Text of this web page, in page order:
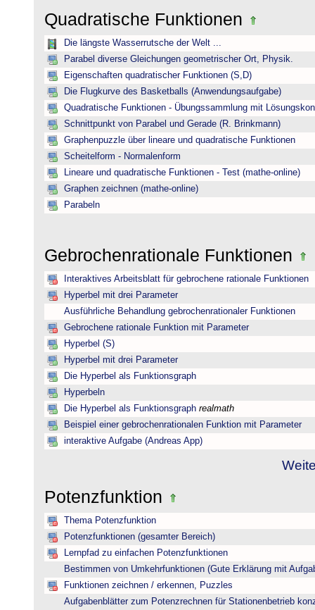
Quadratische Funktionen
Die längste Wasserrutsche der Welt ...
Parabel diverse Gleichungen geometrischer Ort, Physik.
Eigenschaften quadratischer Funktionen (S,D)
Die Flugkurve des Basketballs (Anwendungsaufgabe)
Quadratische Funktionen - Übungssammlung mit
Schnittpunkt von Parabel und Gerade (R. Brinkmann)
Graphenpuzzle über lineare und quadratische Funktionen
Scheitelform - Normalenform
Lineare und quadratische Funktionen - Test (mathe-online)
Graphen zeichnen (mathe-online)
Parabeln
Gebrochenrationale Funktionen
Interaktives Arbeitsblatt für gebrochene rationale Funktionen
Hyperbel mit drei Parameter
Ausführliche Behandlung gebrochenrationaler Funktionen
Gebrochene rationale Funktion mit Parameter
Hyperbel (S)
Hyperbel mit drei Parameter
Die Hyperbel als Funktionsgraph
Hyperbeln
Die Hyperbel als Funktionsgraph realmath
Beispiel einer gebrochenrationalen Funktion mit Parameter
interaktive Aufgabe (Andreas App)
Potenzfunktion
Thema Potenzfunktion
Potenzfunktionen (gesamter Bereich)
Lernpfad zu einfachen Potenzfunktionen
Bestimmen von Umkehrfunktionen (Gute Erklärung mit
Funktionen zeichnen / erkennen, Puzzles
Aufgabenblätter zum Potenzrechnen für Stationenbetrieb